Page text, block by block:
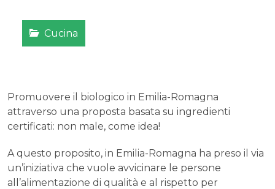
Cucina
Promuovere il biologico in Emilia-Romagna
attraverso una proposta basata su ingredienti
certificati: non male, come idea!
A questo proposito, in Emilia-Romagna ha preso il via
un’iniziativa che vuole avvicinare le persone
all’alimentazione di qualità e al rispetto per